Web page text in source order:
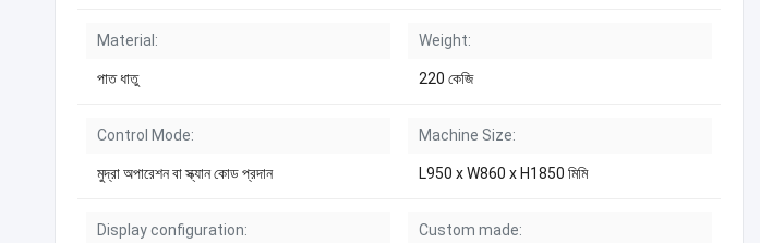
Material:
পাত ধাতু
Weight:
220 কেজি
Control Mode:
মুদ্রা অপারেশন বা স্ক্যান কোড প্রদান
Machine Size:
L950 x W860 x H1850 মিমি
Display configuration: Custom made: